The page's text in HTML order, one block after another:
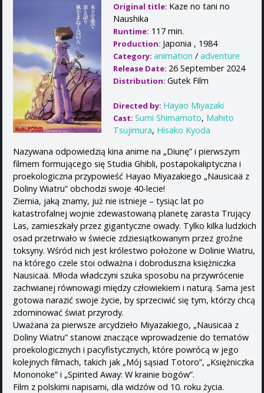
Original title: Kaze no tani no
Naushika
Runtime: 117 min.
Production: Japonia , 1984
Category: animation / adventure
Release Date: 26 September 2024
Distribution: Gutek Film
Directed by: Hayao Miyazaki
Cast: Sumi Shimamoto, Mahito
Tsujimura, Hisako Kyoda
Nazywana odpowiedzią kina anime na „Diunę” i pierwszym
filmem formującego się Studia Ghibli, postapokaliptyczna i
proekologiczna przypowieść Hayao Miyazakiego „Nausicaä z
Doliny Wiatru” obchodzi swoje 40-lecie!
Ziemia, jaką znamy, już nie istnieje – tysiąc lat po
katastrofalnej wojnie zdewastowaną planetę zarasta Trujący
Las, zamieszkały przez gigantyczne owady. Tylko kilka ludzkich
osad przetrwało w świecie zdziesiątkowanym przez groźne
toksyny. Wśród nich jest królestwo położone w Dolinie Wiatru,
na którego czele stoi odważna i dobroduszna księżniczka
Nausicaä. Młoda władczyni szuka sposobu na przywrócenie
zachwianej równowagi między człowiekiem i naturą. Sama jest
gotowa narazić swoje życie, by sprzeciwić się tym, którzy chcą
zdominować świat przyrody.
Uważana za pierwsze arcydzieło Miyazakiego, „Nausicaä z
Doliny Wiatru” stanowi znaczące wprowadzenie do tematów
proekologicznych i pacyfistycznych, które powrócą w jego
kolejnych filmach, takich jak „Mój sąsiad Totoro”, „Księżniczka
Mononoke” i „Spirited Away: W krainie bogów”.
Film z polskimi napisami, dla widzów od 10. roku życia.